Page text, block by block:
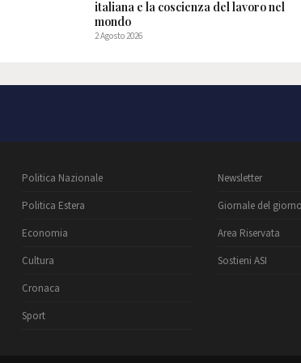
italiana e la coscienza del lavoro nel
mondo
2 Agosto 2026
Politica Nazionale
Politica Estera
Economia
Cultura
Cronaca
Sport
Newsletter
Giornale del giorno
Area Riservata
Sostieni ASI